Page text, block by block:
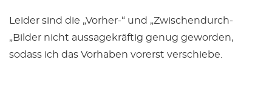
Leider sind die „Vorher-“ und „Zwischendurch-
„Bilder nicht aussagekräftig genug geworden,
sodass ich das Vorhaben vorerst verschiebe.